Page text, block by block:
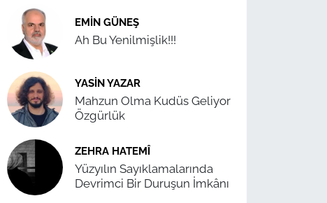
EMIN GÜNEŞ
Ah Bu Yenilmişlik!!!
YASIN YAZAR
Mahzun Olma Kudüs Geliyor
Özgürlük
ZEHRA HATEMÎ
Yüzyılın Sayıklamalarında
Devrimci Bir Duruşun İmkânı